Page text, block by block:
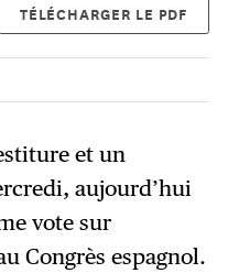
TÉLÉCHARGER LE PDF
et un
aujourd’hui
vote sur
Congrès espagnol.